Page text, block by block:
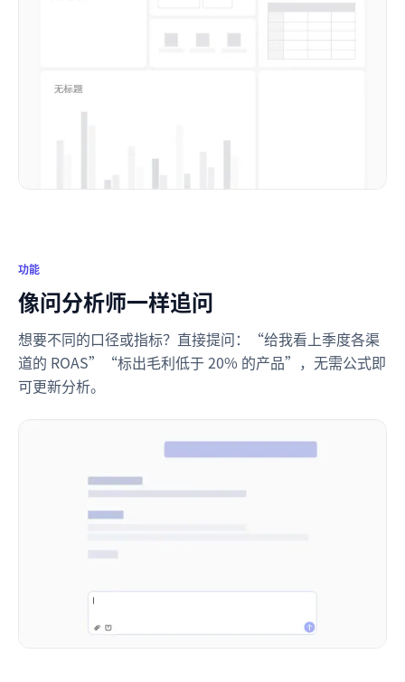
功能
像问分析师一样追问
想要不同的口径或指标？直接提问：“给我看上季度各渠
道的 ROAS”“标出毛利低于 20% 的产品”，无需公式即
可更新分析。